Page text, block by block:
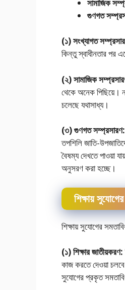
সামাজিক
গুণগত
(১) সংখ্যাগত
কিন্তু স্বাধীনতার পর
(২) সামাজিক
থেকে অনেক পিছিয়ে।
চলেছে যথাসাধ্য।
(৩) গুণগত সম্প্রসারণ:
তপশিলি জাতি-
বৈষম্য দেখতে পাওয়া
অনুসরণ করা হচ্ছে।
শিক্ষায়
শিক্ষায় সুযােগের
(১) শিক্ষার জাতীয়করণ:
কাজ করতে দেওয়া চলবে
সুযােগের প্রকৃত